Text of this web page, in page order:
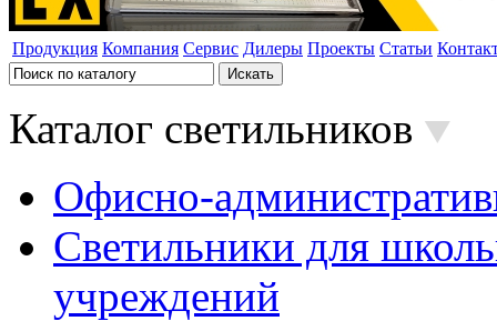
Продукция Компания Сервис Дилеры Проекты Статьи
Каталог светильников
Офисно-
Светильники для
учреждений